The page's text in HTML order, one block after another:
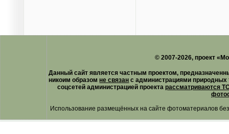
© 2007-2026, проект
Данный сайт является частным проектом,
никоим образомне связан с администрациями природных
соцсетей администрацией проекта рассматриваются
Использование размещённых на сайте фотоматериалов